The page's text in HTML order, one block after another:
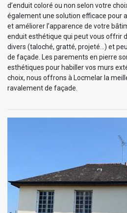
d’enduit coloré ou non selon votre
également une solution efficace pour
et améliorer l’apparence de votre
enduit esthétique qui peut vous offrir
divers (taloché, gratté, projeté…) et
de façade. Les parements en pierre
esthétiques pour habiller vos murs
choix, nous offrons à Locmelar la
ravalement de façade.